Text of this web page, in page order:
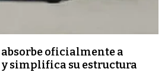
oficialmente a
y simplifica su estructura